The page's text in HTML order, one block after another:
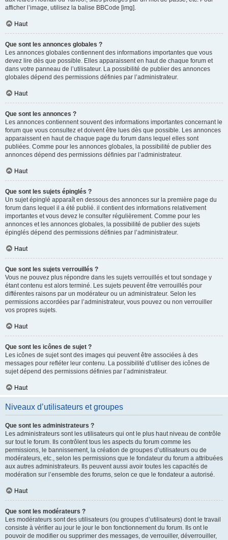
afficher l’image, utilisez la balise BBCode [img].
Haut
Que sont les annonces globales ?
Les annonces globales contiennent des informations importantes que vous
devez lire dès que possible. Elles apparaissent en haut de chaque forum et
dans votre panneau de l’utilisateur. La possibilité de publier des annonces
globales dépend des permissions définies par l’administrateur.
Haut
Que sont les annonces ?
Les annonces contiennent souvent des informations importantes concernant le
forum que vous consultez et doivent être lues dès que possible. Les annonces
apparaissent en haut de chaque page du forum dans lequel elles sont
publiées. Comme pour les annonces globales, la possibilité de publier des
annonces dépend des permissions définies par l’administrateur.
Haut
Que sont les sujets épinglés ?
Un sujet épinglé apparaît en dessous des annonces sur la première page du
forum dans lequel il a été publié. il contient des informations relativement
importantes et vous devez le consulter régulièrement. Comme pour les
annonces et les annonces globales, la possibilité de publier des sujets
épinglés dépend des permissions définies par l’administrateur.
Haut
Que sont les sujets verrouillés ?
Vous ne pouvez plus répondre dans les sujets verrouillés et tout sondage y
étant contenu est alors terminé. Les sujets peuvent être verrouillés pour
différentes raisons par un modérateur ou un administrateur. Selon les
permissions accordées par l’administrateur, vous pouvez ou non verrouiller
vos propres sujets.
Haut
Que sont les icônes de sujet ?
Les icônes de sujet sont des images qui peuvent être associées à des
messages pour refléter leur contenu. La possibilité d’utiliser des icônes de
sujet dépend des permissions définies par l’administrateur.
Haut
Niveaux d’utilisateurs et groupes
Que sont les administrateurs ?
Les administrateurs sont les utilisateurs qui ont le plus haut niveau de contrôle
sur tout le forum. Ils contrôlent tous les aspects du forum comme les
permissions, le bannissement, la création de groupes d’utilisateurs ou de
modérateurs, etc., selon les permissions que le fondateur du forum a attribuées
aux autres administrateurs. Ils peuvent aussi avoir toutes les capacités de
modération sur l’ensemble des forums, selon ce que le fondateur a autorisé.
Haut
Que sont les modérateurs ?
Les modérateurs sont des utilisateurs (ou groupes d’utilisateurs) dont le travail
consiste à vérifier au jour le jour le bon fonctionnement du forum. Ils ont le
pouvoir de modifier ou supprimer des messages, de verrouiller, déverrouiller,